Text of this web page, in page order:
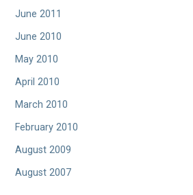
June 2011
June 2010
May 2010
April 2010
March 2010
February 2010
August 2009
August 2007